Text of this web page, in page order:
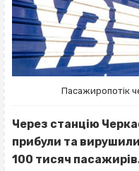
Пасажиропотік
Через станцію
прибули та
100 тисяч